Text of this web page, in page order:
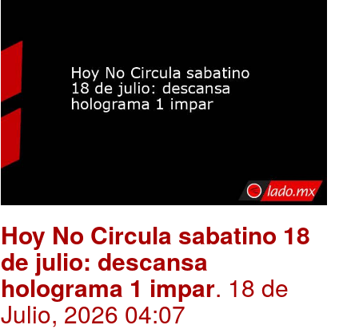
Hoy No Circula sabatino 18
de julio: descansa
holograma 1 impar. 18 de
Julio, 2026 04:07